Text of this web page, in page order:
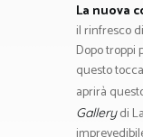
La nuova
il rinfresco
Dopo troppi
questo
aprirà
Gallerydi